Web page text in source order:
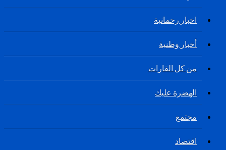
اخبار رحمانية
أخبار وطنية
من كل القارات
الهضرة عليك
مجتمع
اقتصاد